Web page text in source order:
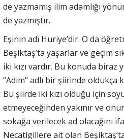
de yazmamış ilim adamlığı
de yazmıştır.
Eşinin adı Huriye’dir. O da
Beşiktaş’ta yaşarlar ve geçim
iki kızı vardır. Bu konuda biraz
“Adım“ adlı bir şiirinde oldukça
Bu şiirde iki kızı olduğu için
etmeyeceğinden yakınır ve
sokağa verilecek ad olacağını
Necatigillere ait olan